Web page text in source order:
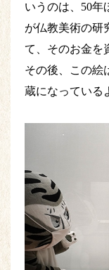
いうのは、50年
が仏教美術の研
て、そのお金を
その後、この絵
蔵になっている